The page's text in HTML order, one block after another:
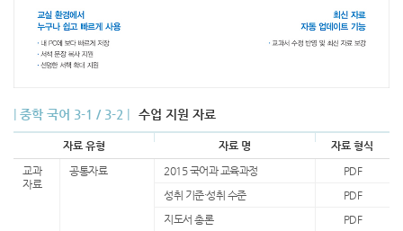
중학 국어 3-1 / 3-2 수업 지원 자료
자료 유형 자료 명
자료 형식
교과
자료
공통자료 2015 국어과 교육과정
PDF
성취 기준·성취 수준
PDF
지도서 총론
PDF